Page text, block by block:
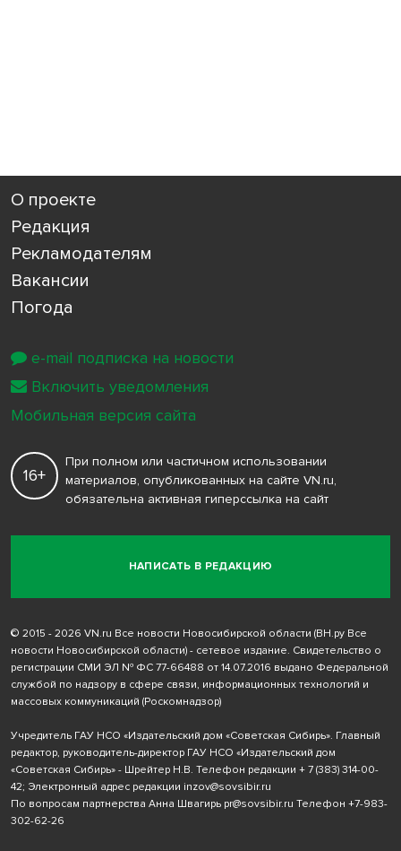
О проекте
Редакция
Рекламодателям
Вакансии
Погода
НАПИСАТЬ В РЕДАКЦИЮ
16+
При полном или частичном использовании
материалов, опубликованных на сайте VN.ru,
обязательна активная гиперссылка на сайт
© 2015 - 2026 VN.ru Все новости Новосибирской области (ВН.ру Все
новости Новосибирской области) - сетевое издание. Свидетельство о
регистрации СМИ ЭЛ № ФС 77-66488 от 14.07.2016 выдано Федеральной
службой по надзору в сфере связи, информационных технологий и
массовых коммуникаций (Роскомнадзор)
Учредитель ГАУ НСО «Издательский дом «Советская Сибирь». Главный
редактор, руководитель-директор ГАУ НСО «Издательский дом
«Советская Сибирь» - Шрейтер Н.В. Телефон редакции + 7 (383) 314-00-
42; Электронный адрес редакции inzov@sovsibir.ru
По вопросам партнерства Анна Швагирь pr@sovsibir.ru Телефон +7-983-
302-62-26
e-mail подписка на новости
Включить уведомления
Мобильная версия сайта